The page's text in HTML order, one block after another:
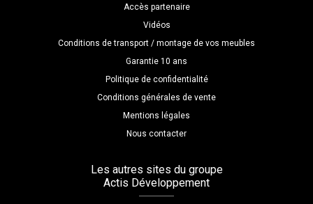
Accès partenaire
Vidéos
Conditions de transport / montage de vos meubles
Garantie 10 ans
Politique de confidentialité
Conditions générales de vente
Mentions légales
Nous contacter
Les autres sites du groupe
Actis Développement